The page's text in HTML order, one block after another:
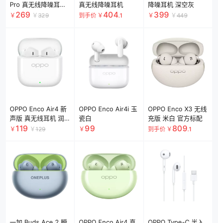
Pro 真无线降噪耳机
月珀白
￥ 269 ￥ 329
真无线降噪耳机
到手价 ￥ 404.1
降噪耳机 深空灰
￥ 399 ￥449
OPPO Enco Air4 新
声版 真无线耳机 润
玉白
￥ 119 ￥129
OPPO Enco Air4i 玉
瓷白
￥ 99
OPPO Enco X3 无线
充版 米白 官方标配
到手价 ￥ 809.1